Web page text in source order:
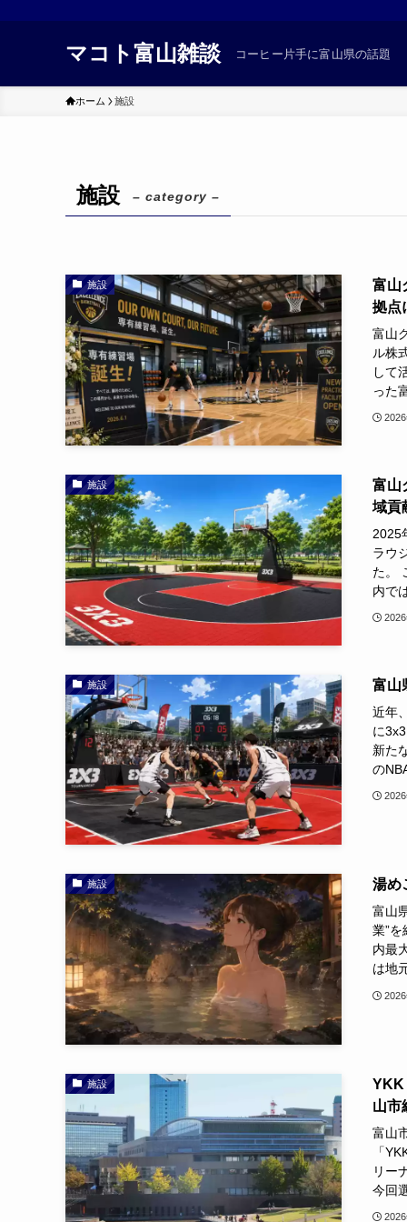
マコト富山雑談 コーヒー片手に富山県の話題
ホーム 施設
施設 – category –
施設
富山
拠点
富山
ル株
して
った
施設
富山
域貢
2025
ラウ
た。
内で
施設 富山
近年
に
新た
の
施設 湯め
富山
業”
内最
は地
施設
YKK
山市
富山
「
リー
今回